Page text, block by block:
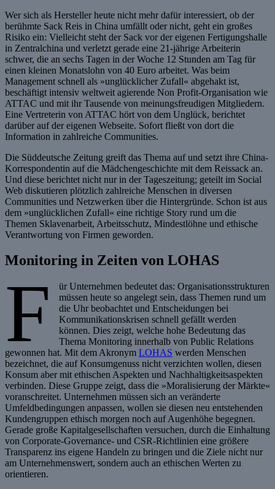
Wer sich als Hersteller heute nicht mehr dafür interessiert, ob der
berühmte Sack Reis in China umfällt oder nicht, geht ein großes
Risiko ein: Vielleicht steht der Sack vor der eigenen Fertigungshalle
in Zentralchina und verletzt gerade eine 21-jährige Arbeiterin
schwer, die an sechs Tagen in der Woche 12 Stunden am Tag für
einen kleinen Monatslohn von 40 Euro arbeitet. Was beim
Management schnell als »unglücklicher Zufall« abgehakt ist,
beschäftigt intensiv weltweit agierende Non Profit-Organisation wie
ATTAC und mit ihr Tausende von meinungsfreudigen Mitgliedern.
Eine Vertreterin von ATTAC hört von dem Unglück, berichtet
darüber auf der eigenen Webseite. Sofort fließt von dort die
Information in zahlreiche Communities.
Die Süddeutsche Zeitung greift das Thema auf und setzt ihre China-
Korrespondentin auf die Mädchengeschichte mit dem Reissack an.
Und diese berichtet nicht nur in der Tageszeitung; geteilt im Social
Web diskutieren plötzlich zahlreiche Menschen in diversen
Communities und Netzwerken über die Hintergründe. Schon ist aus
dem »unglücklichen Zufall« eine richtige Story rund um die
Themen Sklavenarbeit, Arbeitsschutz, Mindestlöhne und ethische
Verantwortung von Firmen geworden.
Monitoring in Zeiten von LOHAS
F
ür Unternehmen bedeutet das: Organisationsstrukturen
müssen heute so angelegt sein, dass Themen rund um
die Uhr beobachtet und Entscheidungen bei
Kommunikationskrisen schnell gefällt werden
können. Dies zeigt, welche hohe Bedeutung das
Thema Monitoring innerhalb von Public Relations
gewonnen hat. Mit dem Akronym LOHAS werden Menschen
bezeichnet, die auf Konsumgenuss nicht verzichten wollen, diesen
Konsum aber mit ethischen Aspekten und Nachhaltigkeitsaspekten
verbinden. Diese Gruppe zeigt, dass die »Moralisierung der Märkte«
voranschreitet. Unternehmen müssen sich an veränderte
Umfeldbedingungen anpassen, wollen sie diesen neu entstehenden
Kundengruppen ethisch morgen noch auf Augenhöhe begegnen.
Gerade große Kapitalgesellschaften versuchen, durch die Einhaltung
von Corporate-Governance- und CSR-Richtlinien eine größere
Transparenz ins eigene Handeln zu bringen und die Ziele nicht nur
am Unternehmenswert, sondern auch an ethischen Werten zu
orientieren.